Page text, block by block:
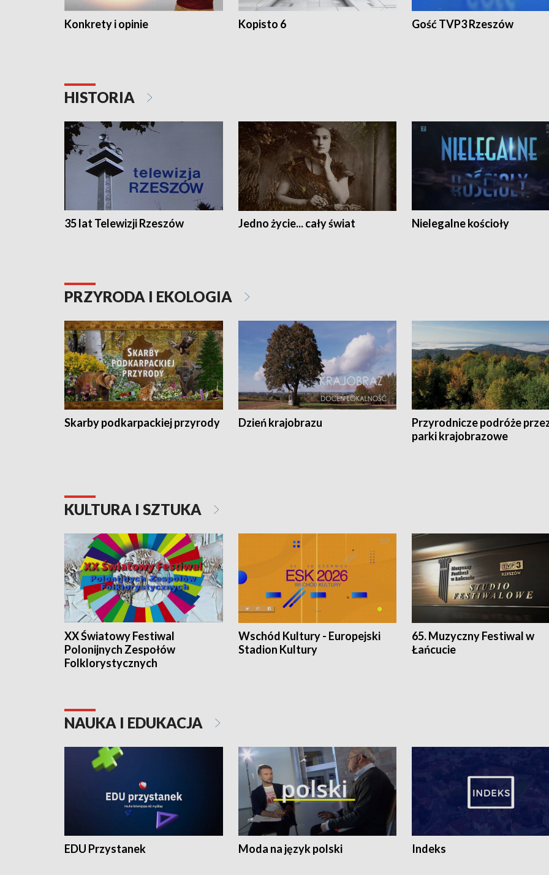
Konkrety i opinie Kopisto 6 Gość TVP3 Rzeszów
HISTORIA
35 lat Telewizji Rzeszów Jedno życie... cały świat Nielegalne kościoły
PRZYRODA I EKOLOGIA
Skarby podkarpackiej przyrody Dzień krajobrazu
Przyrodnicze podróże
parki krajobrazowe
KULTURA I SZTUKA
XX Światowy Festiwal
Polonijnych Zespołów
Folklorystycznych
Wschód Kultury - Europejski
Stadion Kultury
65. Muzyczny Festiwal w
Łańcucie
NAUKA I EDUKACJA
EDU Przystanek Moda na język polski Indeks